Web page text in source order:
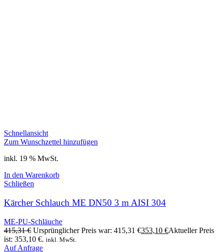
Schnellansicht
Zum Wunschzettel hinzufügen
inkl. 19 % MwSt.
In den Warenkorb
Schließen
Kärcher Schlauch ME DN50 3 m AISI 304
ME-PU-Schläuche
415,31€ Ursprünglicher Preis war: 415,31 €353,10 €Aktueller Preis
ist: 353,10 €. inkl. MwSt.
Auf Anfrage